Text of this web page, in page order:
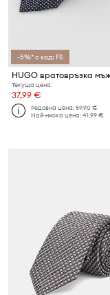
-5%* с код: FS
Текуща цена:
37,99 €
Редовна цена:59,90 €
Най-ниска цена:41,99 €